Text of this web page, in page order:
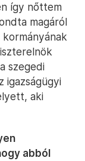
így nőttem
magáról
szegedi
igazságügyi
aki
abból